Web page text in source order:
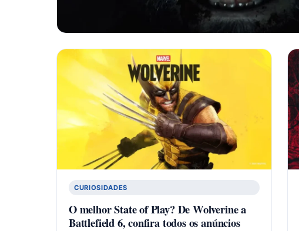
CURIOSIDADES
O melhor State of Play? De Wolverine a
Battlefield 6, confira todos os anúncios